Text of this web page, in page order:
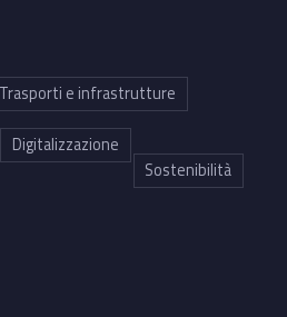
Trasporti e infrastrutture
Digitalizzazione
Sostenibilità